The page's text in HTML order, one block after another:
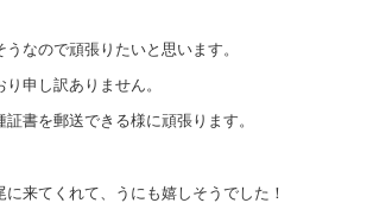
なので頑張りたいと思います。
申し訳ありません。
書を郵送できる様に頑張ります。
来てくれて、うにも嬉しそうでした！